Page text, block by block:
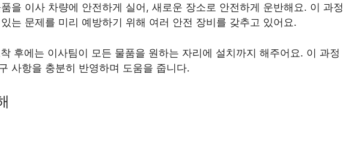
을 이사 차량에 안전하게 실어, 새로운 장소로 안전하게 운반해요. 이 과정
는 문제를 미리 예방하기 위해 여러 안전 장비를 갖추고 있어요.
착 후에는 이사팀이 모든 물품을 원하는 자리에 설치까지 해주어요. 이 과정
사항을 충분히 반영하며 도움을 줍니다.